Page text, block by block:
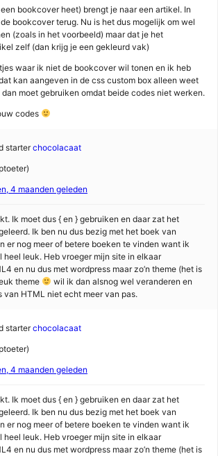
bookcover heet) brengt je naar een artikel. In
bookcover terug. Nu is het dus mogelijk om wel
(zoals in het voorbeeld) maar dat je het
zelf (dan krijg je een gekleurd vak)
waar ik niet de bookcover wil tonen en ik heb
kan aangeven in de css custom box alleen weet
moet gebruiken omdat beide codes niet werken.
codes
starter chocolacaat
4 maanden geleden
Ik moet dus { en } gebruiken en daar zat het
Ik ben nu dus bezig met het boek van
er nog meer of betere boeken te vinden want ik
heel leuk. Heb vroeger mijn site in elkaar
en nu dus met wordpress maar zo’n theme (het is
theme
wil ik dan alsnog wel veranderen en
van HTML niet echt meer van pas.
starter chocolacaat
4 maanden geleden
Ik moet dus { en } gebruiken en daar zat het
Ik ben nu dus bezig met het boek van
er nog meer of betere boeken te vinden want ik
heel leuk. Heb vroeger mijn site in elkaar
en nu dus met wordpress maar zo’n theme (het is